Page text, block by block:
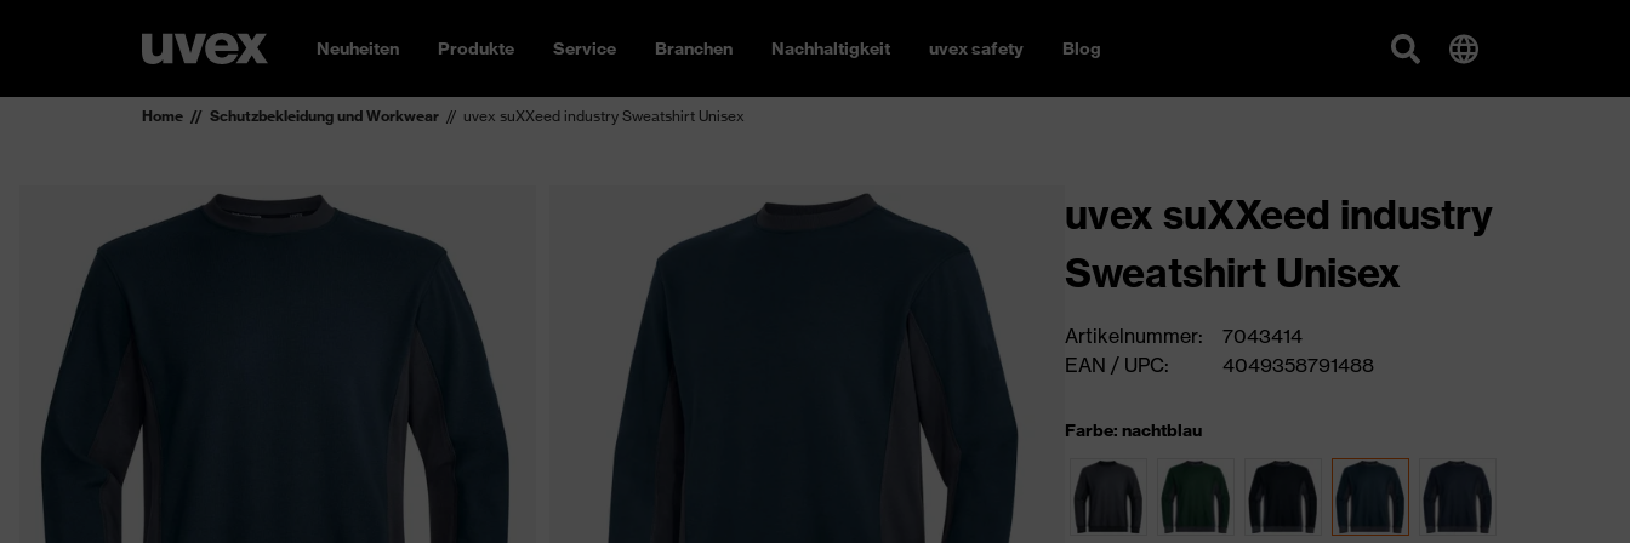
Neuheiten Produkte Service Branchen Nachhaltigkeit uvex safety Blog
Home Schutzbekleidung und Workwear uvex suXXeed industry Sweatshirt Unisex
uvex suXXeed industry
Sweatshirt Unisex
Artikelnummer:
7043414
EAN / UPC:
4049358791488
Farbe: nachtblau